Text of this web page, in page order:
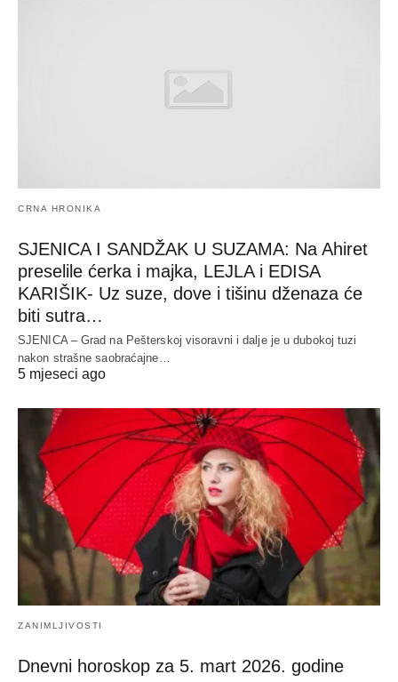
CRNA HRONIKA
SJENICA I SANDŽAK U SUZAMA: Na Ahiret
preselile ćerka i majka, LEJLA i EDISA
KARIŠIK- Uz suze, dove i tišinu dženaza će
biti sutra…
SJENICA – Grad na Pešterskoj visoravni i dalje je u dubokoj tuzi
nakon strašne saobraćajne…
5 mjeseci ago
ZANIMLJIVOSTI
Dnevni horoskop za 5. mart 2026. godine